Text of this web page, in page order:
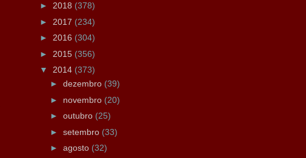
► 2018 (378)
► 2017 (234)
► 2016 (304)
► 2015 (356)
▼ 2014 (373)
► dezembro (39)
► novembro (20)
► outubro (25)
► setembro (33)
► agosto (32)